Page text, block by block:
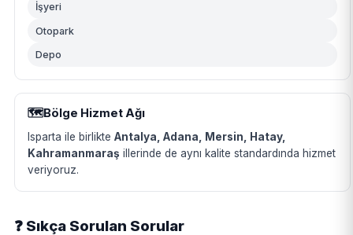
İşyeri
Otopark
Depo
🗺️Bölge Hizmet Ağı
Isparta ile birlikte Antalya, Adana, Mersin, Hatay,
Kahramanmaraş illerinde de aynı kalite standardında hizmet
veriyoruz.
❓ Sıkça Sorulan Sorular